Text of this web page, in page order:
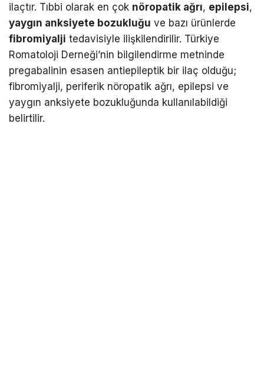
ilaçtır. Tıbbi olarak en çok nöropatik ağrı, epilepsi,
yaygın anksiyete bozukluğu ve bazı ürünlerde
fibromiyalji tedavisiyle ilişkilendirilir. Türkiye
Romatoloji Derneği’nin bilgilendirme metninde
pregabalinin esasen antiepileptik bir ilaç olduğu;
fibromiyalji, periferik nöropatik ağrı, epilepsi ve
yaygın anksiyete bozukluğunda kullanılabildiği
belirtilir.